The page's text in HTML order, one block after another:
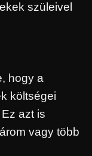
szüleivel
hogy a
költségei
azt is
vagy több